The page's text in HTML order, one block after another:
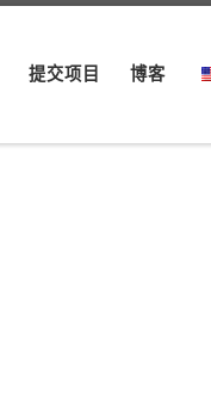
提交项目 博客